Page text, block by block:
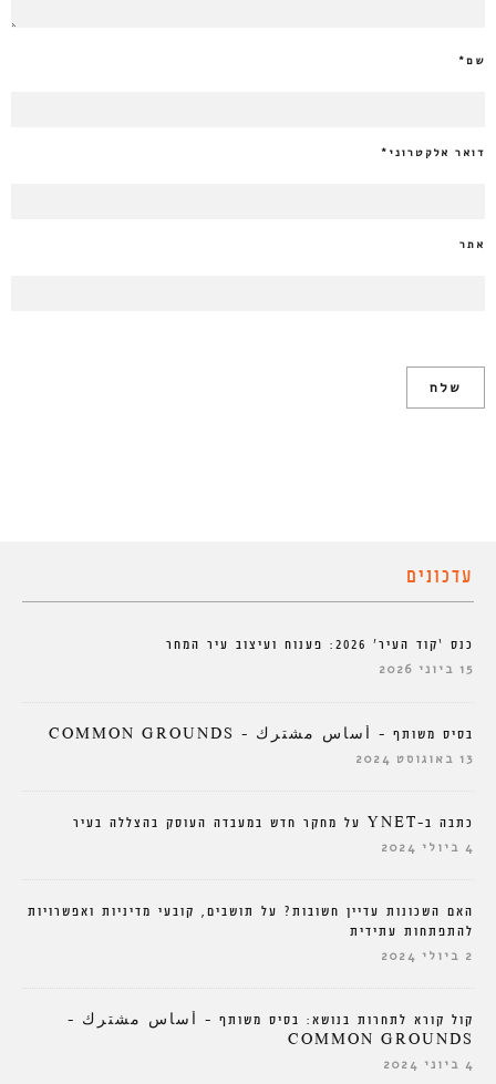
שם*
דואר אלקטרוני *
אתר
עדכונים
כנס ‘קוד העיר’ 2026: פענוח ועיצוב עיר המחר
15 ביוני 2026
בסיס משותף – أساس مشترك – COMMON GROUNDS
13 באוגוסט 2024
כתבה ב-YNET על מחקר חדש במעבדה העוסק בהצללה בעיר
4 ביולי 2024
האם השכונות עדיין חשובות? על תושבים, קובעי מדיניות ואפשרויות
להתפתחות עתידית
2 ביולי 2024
קול קורא לתחרות בנושא: בסיס משותף – أساس مشترك –
COMMON GROUNDS
4 ביוני 2024